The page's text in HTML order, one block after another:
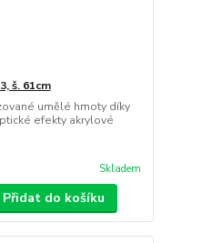
š. 61cm
umělé hmoty díky
efekty akrylové
Skladem
Přidat do košíku